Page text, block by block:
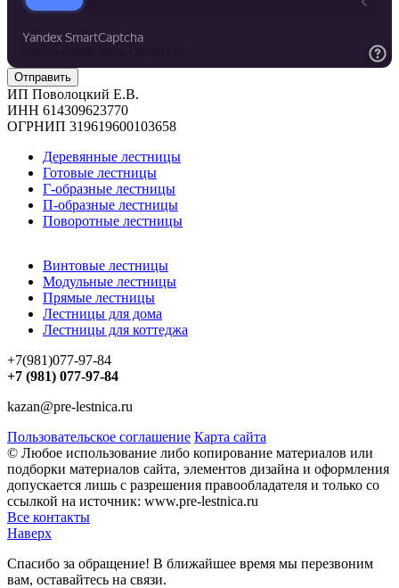
ИП Поволоцкий Е.В.
ИНН 614309623770
ОГРНИП 319619600103658
Деревянные лестницы
Готовые лестницы
Г-образные лестницы
П-образные лестницы
Поворотные лестницы
Винтовые лестницы
Модульные лестницы
Прямые лестницы
Лестницы для дома
Лестницы для коттеджа
+7(981)077-97-84
+7 (981) 077-97-84
kazan@pre-lestnica.ru
Пользовательское соглашение Карта сайта
© Любое использование либо копирование материалов или
подборки материалов сайта, элементов дизайна и оформления
допускается лишь с разрешения правообладателя и только со
ссылкой на источник: www.pre-lestnica.ru
Все контакты
Наверх
Спасибо за обращение! В ближайшее время мы перезвоним
вам, оставайтесь на связи.